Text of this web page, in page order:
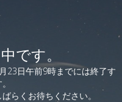
です。
23日午前9時までには終了す
らくお待ちください。